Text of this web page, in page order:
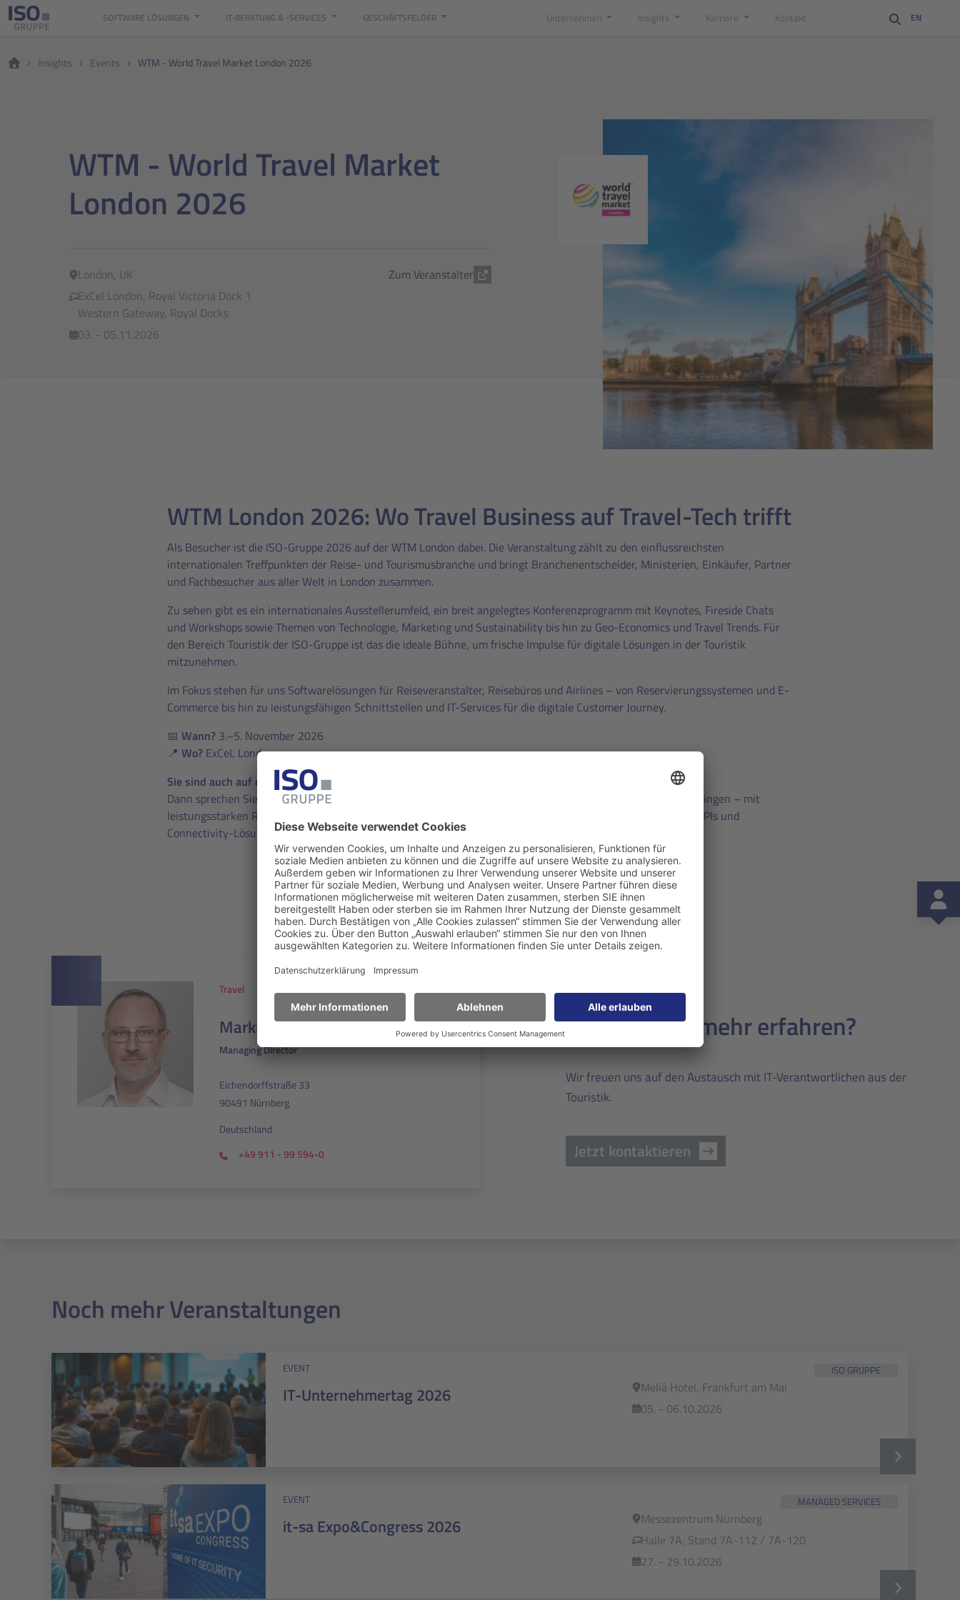
SOFTWARE LÖSUNGEN IT-BERATUNG & -SERVICES GESCHÄFTSFELDER Unternehmen Insights Karriere Kontakt EN
Insights Events WTM - World Travel Market London 2026
WTM - World Travel Market
London 2026
London, UK
ExCel London, Royal Victoria Dock 1
Western Gateway, Royal Docks
03. - 05.11.2026
Zum Veranstalter
WTM London 2026: Wo Travel Business auf Travel-Tech trifft
Als Besucher ist die ISO-Gruppe 2026 auf der WTM London dabei. Die Veranstaltung zählt zu den einflussreichsten
internationalen Treffpunkten der Reise- und Tourismusbranche und bringt Branchenentscheider, Ministerien, Einkäufer, Partner
und Fachbesucher aus aller Welt in London zusammen.
Zu sehen gibt es ein internationales Ausstellerumfeld, ein breit angelegtes Konferenzprogramm mit Keynotes, Fireside Chats
und Workshops sowie Themen von Technologie, Marketing und Sustainability bis hin zu Geo-Economics und Travel Trends. Für
den Bereich Touristik der ISO-Gruppe ist das die ideale Bühne, um frische Impulse für digitale Lösungen in der Touristik
mitzunehmen.
Im Fokus stehen für uns Softwarelösungen für Reiseveranstalter, Reisebüros und Airlines – von Reservierungssystemen und E-
Commerce bis hin zu leistungsfähigen Schnittstellen und IT-Services für die digitale Customer Journey.
📅 Wann? 3.–5. November 2026
📍 Wo? ExCeL London
Sie sind auch auf der WTM London 2026 unterwegs und möchten die ISO-Gruppe persönlich kennenlernen?
Dann sprechen Sie uns gerne an. Wir zeigen Ihnen, wie unsere Travel-IT-Lösungen die Touristik digital voranbringen – mit
leistungsstarken Reservierungssystemen, smarten E-Commerce-Lösungen, flexiblen Booking Engines sowie APIs und
Connectivity-Lösungen für Vertrieb und Leistungsträger.
Travel
Markus Kretschmer
Managing Director
Eichendorffstraße 33
90491 Nürnberg
Deutschland
+49 911 - 99 594-0
Sie möchten mehr erfahren?
Wir freuen uns auf den Austausch mit IT-Verantwortlichen aus der
Touristik.
Jetzt kontaktieren
Noch mehr Veranstaltungen
EVENT
IT-Unternehmertag 2026
ISO GRUPPE
Meliá Hotel, Frankfurt am Mai
05. - 06.10.2026
EVENT
it-sa Expo&Congress 2026
MANAGED SERVICES
Messezentrum Nürnberg
Halle 7A, Stand 7A-112 / 7A-120
27. - 29.10.2026